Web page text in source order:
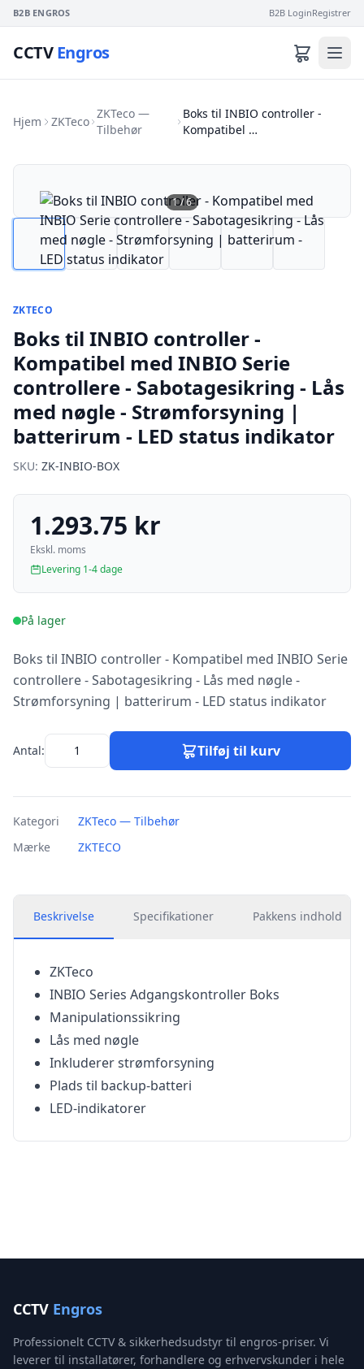
B2B ENGROS B2B LoginRegistrer
CCTVEngros
Hjem ZKTeco
ZKTeco —
Tilbehør
Boks til INBIO controller -
Kompatibel …
1/6
ZKTECO
Boks til INBIO controller -
Kompatibel med INBIO Serie
controllere - Sabotagesikring - Lås
med nøgle - Strømforsyning |
batterirum - LED status indikator
SKU: ZK-INBIO-BOX
1.293.75 kr
Ekskl. moms
Levering 1-4 dage
På lager
Boks til INBIO controller - Kompatibel med INBIO Serie
controllere - Sabotagesikring - Lås med nøgle -
Strømforsyning | batterirum - LED status indikator
Antal: Tilføj til kurv
Kategori
ZKTeco — Tilbehør
Mærke
ZKTECO
Beskrivelse Specifikationer Pakkens indhold
ZKTeco
INBIO Series Adgangskontroller Boks
Manipulationssikring
Lås med nøgle
Inkluderer strømforsyning
Plads til backup-batteri
LED-indikatorer
CCTV Engros
Professionelt CCTV & sikkerhedsudstyr til engros-priser. Vi
leverer til installatører, forhandlere og erhvervskunder i hele